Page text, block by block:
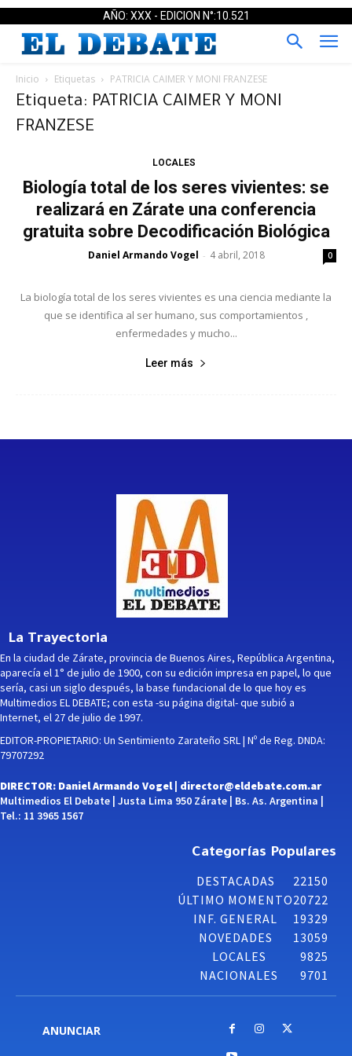
AÑO: XXX - EDICION N°:10.521
Inicio Etiquetas PATRICIA CAIMER Y MONI FRANZESE
Etiqueta: PATRICIA CAIMER Y MONI
FRANZESE
LOCALES
Biología total de los seres vivientes: se
realizará en Zárate una conferencia
gratuita sobre Decodificación Biológica
Daniel Armando Vogel - 4 abril, 2018 0
La biología total de los seres vivientes es una ciencia mediante la
que se identifica al ser humano, sus comportamientos ,
enfermedades y mucho...
Leer más
La Trayectoria
En la ciudad de Zárate, provincia de Buenos Aires, República Argentina,
aparecía el 1° de julio de 1900, con su edición impresa en papel, lo que
sería, casi un siglo después, la base fundacional de lo que hoy es
Multimedios EL DEBATE; con esta -su página digital- que subió a
Internet, el 27 de julio de 1997.
EDITOR-PROPIETARIO: Un Sentimiento Zarateño SRL | Nº de Reg. DNDA:
79707292
DIRECTOR: Daniel Armando Vogel | director@eldebate.com.ar
Multimedios El Debate | Justa Lima 950 Zárate | Bs. As. Argentina |
Tel.: 11 3965 1567
Categorías Populares
DESTACADAS
22150
ÚLTIMO MOMENTO20722
INF. GENERAL
19329
NOVEDADES
13059
LOCALES
9825
NACIONALES
9701
ANUNCIAR